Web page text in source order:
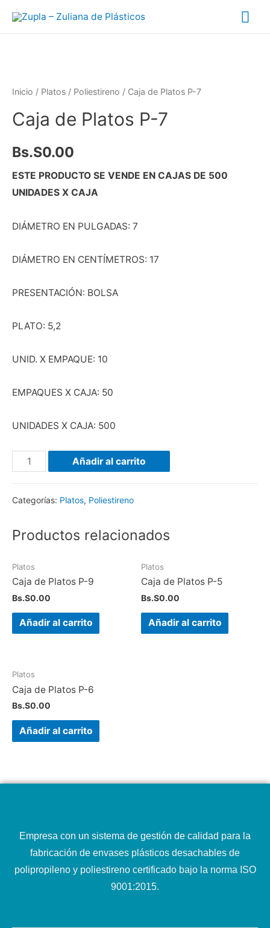
Inicio / Platos / Poliestireno / Caja de Platos P-7
Caja de Platos P-7
Bs.S0.00
ESTE PRODUCTO SE VENDE EN CAJAS DE 500
UNIDADES X CAJA
DIÁMETRO EN PULGADAS: 7
DIÁMETRO EN CENTÍMETROS: 17
PRESENTACIÓN: BOLSA
PLATO: 5,2
UNID. X EMPAQUE: 10
EMPAQUES X CAJA: 50
UNIDADES X CAJA: 500
Añadir al carrito
Categorías: Platos, Poliestireno
Productos relacionados
Platos
Caja de Platos P-9
Bs.S0.00
Añadir al carrito
Platos
Caja de Platos P-5
Bs.S0.00
Añadir al carrito
Platos
Caja de Platos P-6
Bs.S0.00
Añadir al carrito
Empresa con un sistema de gestión de calidad para la
fabricación de envases plásticos desachables de
polipropileno y poliestireno certificado bajo la norma ISO
9001:2015.